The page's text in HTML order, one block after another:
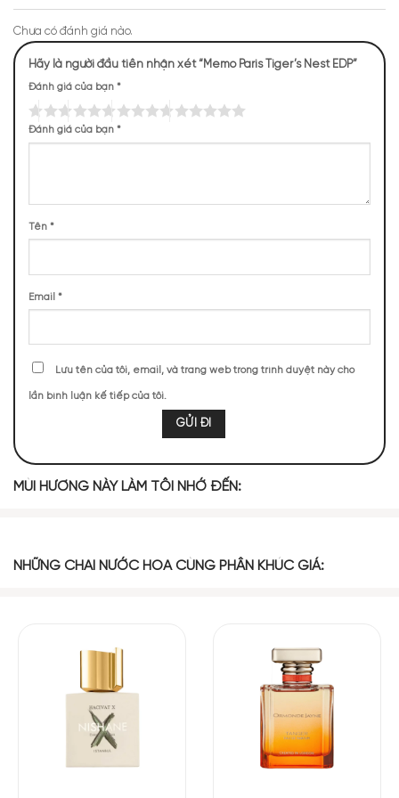
nối thông qua chiếc nắp chai với hình trụ vốn đã quá quen
thuộc.
Có thể thấy, mỗi chi tiết trên chai nước hoa này đều được
chăm chút vô cùng tỉ mỉ. Thể hiện sự tinh tế và đẳng cấp,
mang đến cho người dùng một trải nghiệm thực sự đặc biệt.
370 (20,60%) 222 (12,36%) 193 (10,75%)
136 (7,57%) 117 (6,51%) 75 (4,18%)
62 (3,45%)
Chưa có đánh giá nào.
Hãy là người đầu tiên nhận xét “Memo Paris Tiger’s Nest EDP”
Đánh giá của bạn *
Đánh giá của bạn *
Tên *
Email *
Lưu tên của tôi, email, và trang web trong trình duyệt này cho
lần bình luận kế tiếp của tôi.
MÙI HƯƠNG NÀY LÀM TÔI NHỚ ĐẾN:
NHỮNG CHAI NƯỚC HOA CÙNG PHÂN KHÚC GIÁ: